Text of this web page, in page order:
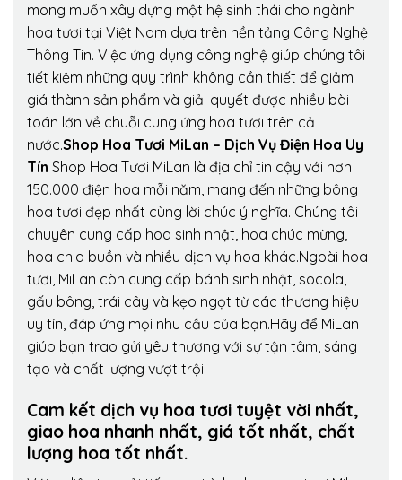
mong muốn xây dựng một hệ sinh thái cho ngành
hoa tươi tại Việt Nam dựa trên nền tảng Công Nghệ
Thông Tin. Việc ứng dụng công nghệ giúp chúng tôi
tiết kiệm những quy trình không cần thiết để giảm
giá thành sản phẩm và giải quyết được nhiều bài
toán lớn về chuỗi cung ứng hoa tươi trên cả
nước.Shop Hoa Tươi MiLan – Dịch Vụ Điện Hoa Uy
Tín Shop Hoa Tươi MiLan là địa chỉ tin cậy với hơn
150.000 điện hoa mỗi năm, mang đến những bông
hoa tươi đẹp nhất cùng lời chúc ý nghĩa. Chúng tôi
chuyên cung cấp hoa sinh nhật, hoa chúc mừng,
hoa chia buồn và nhiều dịch vụ hoa khác.Ngoài hoa
tươi, MiLan còn cung cấp bánh sinh nhật, socola,
gấu bông, trái cây và kẹo ngọt từ các thương hiệu
uy tín, đáp ứng mọi nhu cầu của bạn.Hãy để MiLan
giúp bạn trao gửi yêu thương với sự tận tâm, sáng
tạo và chất lượng vượt trội!
Cam kết dịch vụ hoa tươi tuyệt vời nhất,
giao hoa nhanh nhất, giá tốt nhất, chất
lượng hoa tốt nhất.